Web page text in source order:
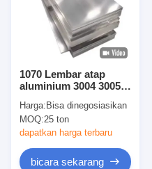
1070 Lembar atap
aluminium 3004 3005
konstruksi
Harga: Bisa dinegosiasikan
MOQ:25 ton
dapatkan harga terbaru
bicara sekarang